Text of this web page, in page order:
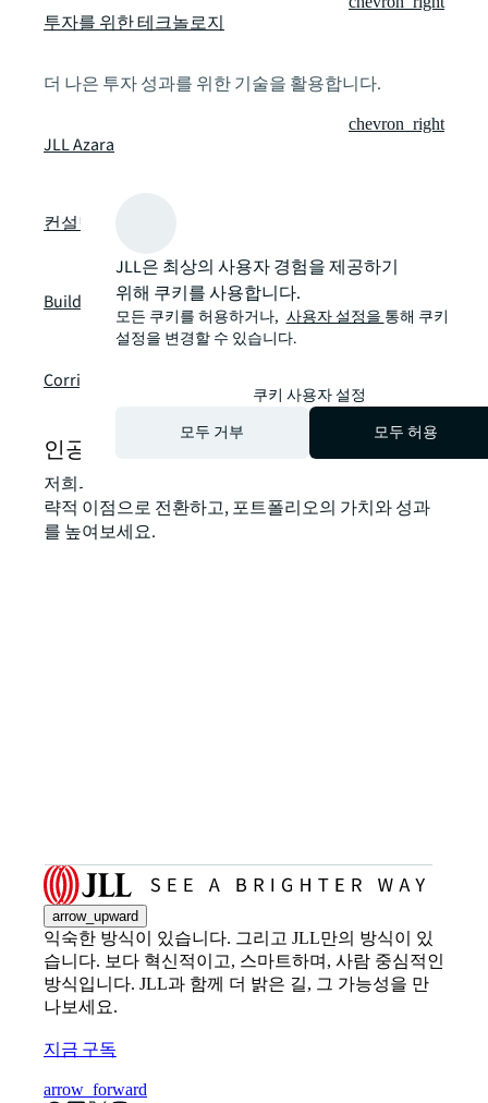
투자를 위한 테크놀로지
더 나은 투자 성과를 위한 기술을 활용합니다.
JLL Azara
chevron_right
컨설팅 및 자문 서비스
Building Engines
chevron_right
Corrigo
인공지능 (AI)에 대해 문의하세요
저희의 현지 전문 지식을 활용하여 부동산 과제를 전
략적 이점으로 전환하고, 포트폴리오의 가치와 성과
를 높여보세요.
arrow_upward
익숙한 방식이 있습니다. 그리고 JLL만의 방식이 있
습니다. 보다 혁신적이고, 스마트하며, 사람 중심적인
방식입니다. JLL과 함께 더 밝은 길, 그 가능성을 만
나보세요.
지금 구독
arrow_forward
JLL은 최상의 사용자 경험을 제공하기
위해 쿠키를 사용합니다.
모든 쿠키를 허용하거나, 사용자 설정을통해 쿠키
설정을 변경할 수 있습니다.
쿠키 사용자 설정
모두 거부
모두 허용